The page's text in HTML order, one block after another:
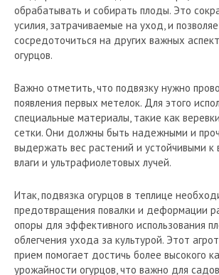
обрабатывать и собирать плоды. Это
усилия, затрачиваемые на уход, и
сосредоточиться на других важных
огурцов.
Важно отметить, что подвязку нужно
появления первых метелок. Для этого
специальные материалы, такие как
сетки. Они должны быть надежными и
выдержать вес растений и устойчивыми к
влаги и ультрафиолетовых лучей.
Итак, подвязка огурцов в теплице
предотвращения повалки и деформации
опоры для эффективного использования
облегчения ухода за культурой. Этот
прием помогает достичь более высокого
урожайности огурцов, что важно для